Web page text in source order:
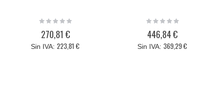
Rating:
270,81 €
223,81 €
Rating:
446,84 €
369,29 €